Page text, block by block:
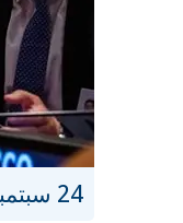
24 سبتمبر 2024